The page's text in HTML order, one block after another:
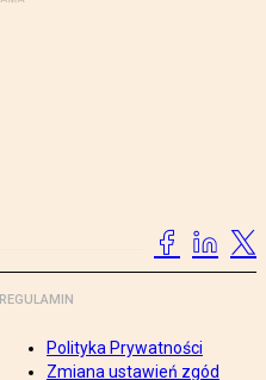
REGULAMIN
Polityka Prywatności
Zmiana ustawień zgód